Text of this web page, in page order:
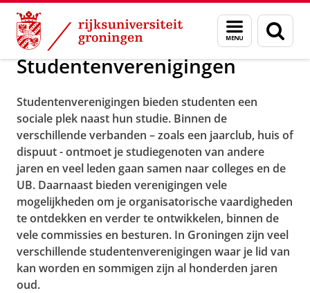
Skip
Content
Skip
Navigation
Menu
en
zoeken
Onderwijs Verenigingen
Studentenverenigingen
Studentenverenigingen bieden studenten een
sociale plek naast hun studie. Binnen de
verschillende verbanden – zoals een jaarclub, huis of
dispuut - ontmoet je studiegenoten van andere
jaren en veel leden gaan samen naar colleges en de
UB. Daarnaast bieden verenigingen vele
mogelijkheden om je organisatorische vaardigheden
te ontdekken en verder te ontwikkelen, binnen de
vele commissies en besturen. In Groningen zijn veel
verschillende studentenverenigingen waar je lid van
kan worden en sommigen zijn al honderden jaren
oud.